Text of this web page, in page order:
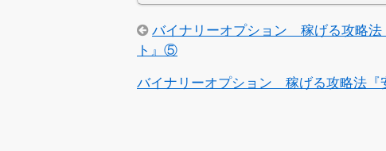
バイナリーオプション 稼げる攻略法
ト』⑤
バイナリーオプション 稼げる攻略法『